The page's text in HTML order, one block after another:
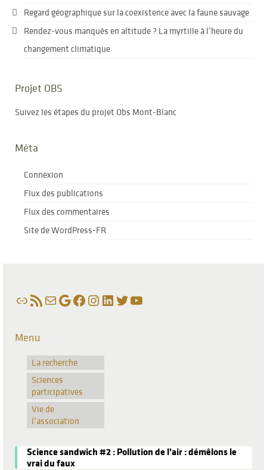
Regard géographique sur la coexistence avec la faune sauvage
Rendez-vous manqués en altitude ? La myrtille à l’heure du
changement climatique
Projet OBS
Suivez les étapes du projet Obs Mont-Blanc
Méta
Connexion
Flux des publications
Flux des commentaires
Site de WordPress-FR
LienFlux RSSE-mailGoogle
Facebook
Instagram
LinkedIn
Twitter
YouTube
Menu
La recherche
Sciences
participatives
Vie de
l’association
Science sandwich #2 : Pollution de l’air : démêlons le
vrai du faux